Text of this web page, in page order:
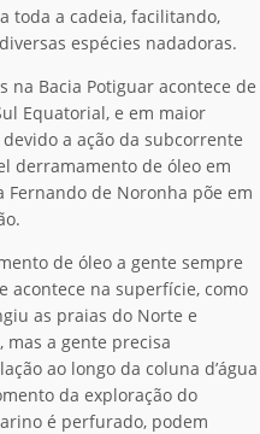
toda a cadeia, facilitando,
espécies nadadoras.
na Bacia Potiguar acontece de
Equatorial, e em maior
a ação da subcorrente
derramamento de óleo em
de Noronha põe em
de óleo a gente sempre
acontece na superfície, como
as praias do Norte e
mas a gente precisa
ao longo da coluna d’água
da exploração do
é perfurado, podem